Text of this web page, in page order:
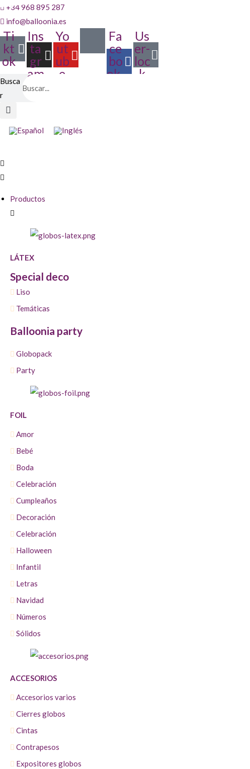
+34 968 895 287
info@balloonia.es
Ti
kt
ok
Ins
ta
gr
am
Yo
ut
ub
e
Fa
ce
bo
ok-
Us
er-
loc
k
Busca
r
Productos
LÁTEX
Special deco
Liso
Temáticas
Balloonia party
Globopack
Party
FOIL
Amor
Bebé
Boda
Celebración
Cumpleaños
Decoración
Celebración
Halloween
Infantil
Letras
Navidad
Números
Sólidos
ACCESORIOS
Accesorios varios
Cierres globos
Cintas
Contrapesos
Expositores globos